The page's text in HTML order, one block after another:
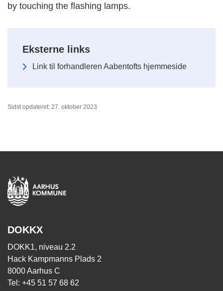
by touching the flashing lamps.
Eksterne links
Link til forhandleren Aabentofts hjemmeside
Sidst opdateret: 27. oktober 2023
DOKKX
DOKK1, niveau 2.2
Hack Kampmanns Plads 2
8000 Aarhus C
Tel: +45 51 57 68 62